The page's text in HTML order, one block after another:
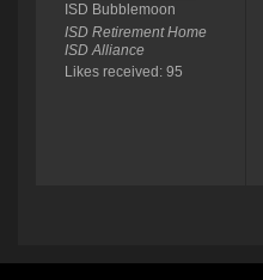
ISD Bubblemoon
ISD Retirement Home
ISD Alliance
Likes received: 95